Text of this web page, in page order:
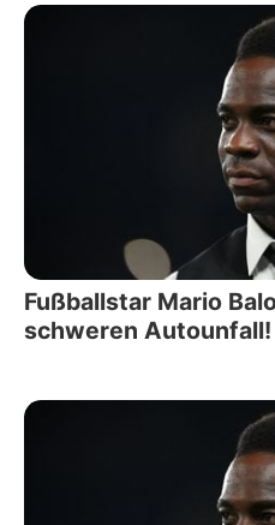
Fußballstar Mario
schweren Autounfall!